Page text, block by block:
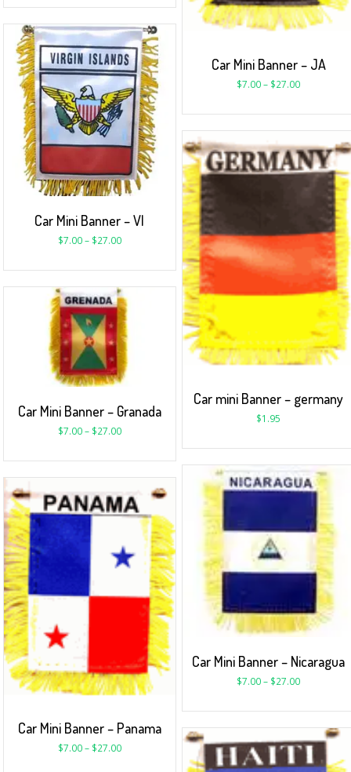
Car Mini Banner – JA
$7.00– $27.00
Car Mini Banner – VI
$7.00– $27.00
Car mini Banner – germany
$1.95
Car Mini Banner – Granada
$7.00– $27.00
Car Mini Banner – Nicaragua
$7.00– $27.00
Car Mini Banner – Panama
$7.00– $27.00